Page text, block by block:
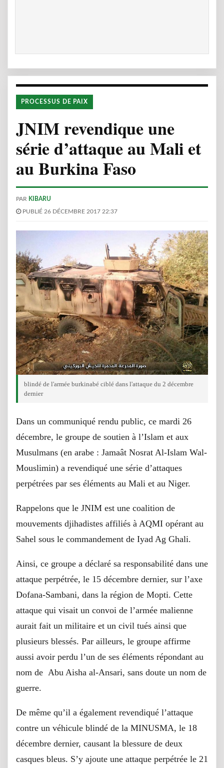
PROCESSUS DE PAIX
JNIM revendique une
série d’attaque au Mali et
au Burkina Faso
PAR KIBARU
PUBLIÉ 26 DÉCEMBRE 2017 22:37
blindé de l'armée burkinabé ciblé dans l'attaque du 2 décembre
dernier
Dans un communiqué rendu public, ce mardi 26
décembre, le groupe de soutien à l’Islam et aux
Musulmans (en arabe : Jamaât Nosrat Al-Islam Wal-
Mouslimin) a revendiqué une série d’attaques
perpétrées par ses éléments au Mali et au Niger.
Rappelons que le JNIM est une coalition de
mouvements djihadistes affiliés à AQMI opérant au
Sahel sous le commandement de Iyad Ag Ghali.
Ainsi, ce groupe a déclaré sa responsabilité dans une
attaque perpétrée, le 15 décembre dernier, sur l’axe
Dofana-Sambani, dans la région de Mopti. Cette
attaque qui visait un convoi de l’armée malienne
aurait fait un militaire et un civil tués ainsi que
plusieurs blessés. Par ailleurs, le groupe affirme
aussi avoir perdu l’un de ses éléments répondant au
nom de Abu Aisha al-Ansari, sans doute un nom de
guerre.
De même qu’il a également revendiqué l’attaque
contre un véhicule blindé de la MINUSMA, le 18
décembre dernier, causant la blessure de deux
casques bleus. S’y ajoute une attaque perpétrée le 21